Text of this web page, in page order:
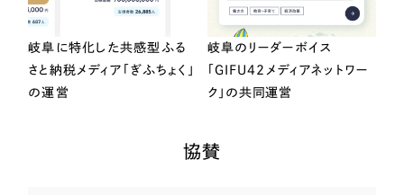
岐阜に特化した共感型ふる
さと納税メディア「ぎふちょく」
の運営
岐阜のリーダーボイス
「GIFU42メディアネットワー
ク」の共同運営
協賛